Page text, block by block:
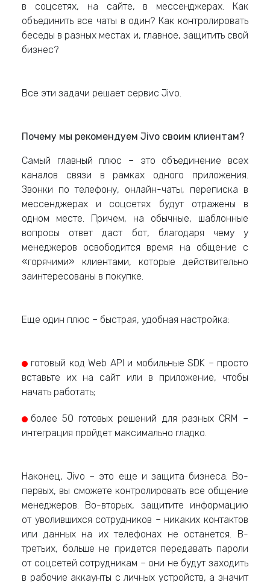
в соцсетях, на сайте, в мессенджерах. Как
объединить все чаты в один? Как контролировать
беседы в разных местах и, главное, защитить свой
бизнес?
Все эти задачи решает сервис Jivo.
Почему мы рекомендуем Jivo своим клиентам?
Самый главный плюс – это объединение всех
каналов связи в рамках одного приложения.
Звонки по телефону, онлайн-чаты, переписка в
мессенджерах и соцсетях будут отражены в
одном месте. Причем, на обычные, шаблонные
вопросы ответ даст бот, благодаря чему у
менеджеров освободится время на общение с
«горячими» клиентами, которые действительно
заинтересованы в покупке.
Еще один плюс – быстрая, удобная настройка:
готовый код Web API и мобильные SDK – просто
вставьте их на сайт или в приложение, чтобы
начать работать;
более 50 готовых решений для разных CRM –
интеграция пройдет максимально гладко.
Наконец, Jivo – это еще и защита бизнеса. Во-
первых, вы сможете контролировать все общение
менеджеров. Во-вторых, защитите информацию
от уволившихся сотрудников – никаких контактов
или данных на их телефонах не останется. В-
третьих, больше не придется передавать пароли
от соцсетей сотрудникам – они не будут заходить
в рабочие аккаунты с личных устройств, а значит